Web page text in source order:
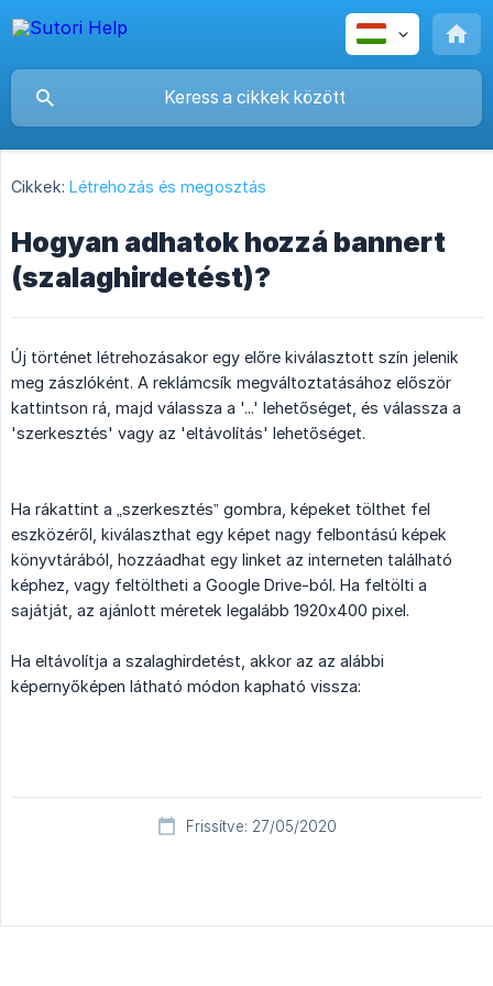
Cikkek: Létrehozás és megosztás
Hogyan adhatok hozzá bannert
(szalaghirdetést)?
Új történet létrehozásakor egy előre kiválasztott szín jelenik
meg zászlóként. A reklámcsík megváltoztatásához először
kattintson rá, majd válassza a '...' lehetőséget, és válassza a
'szerkesztés' vagy az 'eltávolítás' lehetőséget.
Ha rákattint a „szerkesztés” gombra, képeket tölthet fel
eszközéről, kiválaszthat egy képet nagy felbontású képek
könyvtárából, hozzáadhat egy linket az interneten található
képhez, vagy feltöltheti a Google Drive-ból. Ha feltölti a
sajátját, az ajánlott méretek legalább 1920x400 pixel.
Ha eltávolítja a szalaghirdetést, akkor az az alábbi
képernyőképen látható módon kapható vissza:
Frissítve: 27/05/2020